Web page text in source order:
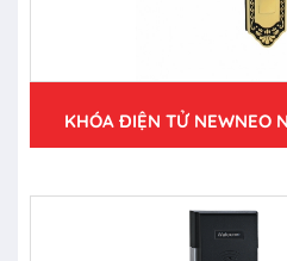
KHÓA ĐIỆN TỬ NEWNEO